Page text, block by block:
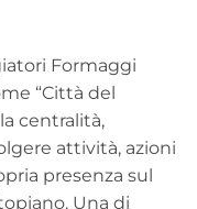
Formaggi
“Città del
centralità,
attività, azioni
presenza sul
Una di